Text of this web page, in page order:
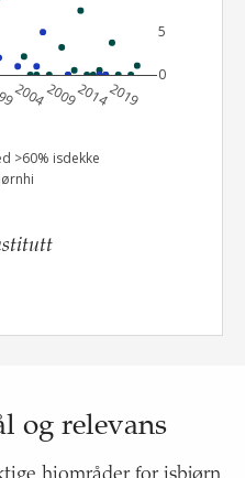
2004200920142019
0
5
>60% isdekke
og relevans